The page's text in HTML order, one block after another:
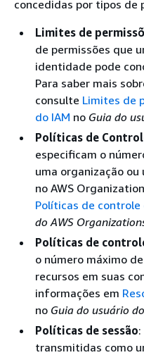
concedidas por tipos de
Limites de
de permissões que
identidade pode
Para saber mais
consulte Limites de
do IAM no Guia do
Políticas de
especificam o
uma organização
no AWS
Políticas de controle
do AWS
Políticas de
o número máximo
recursos em suas
informações em
no Guia do usuário
Políticas de sessão
transmitidas como